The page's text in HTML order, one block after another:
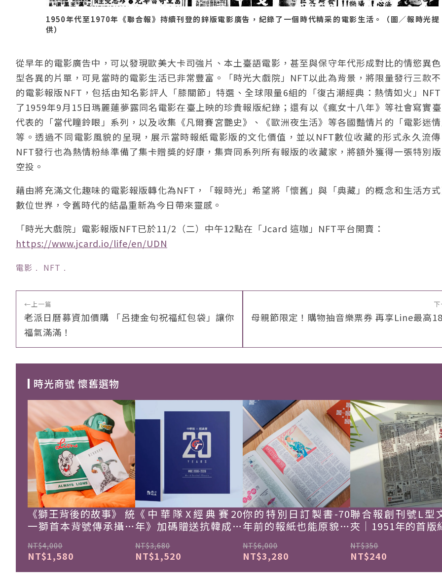
1950年代至1970年《聯合報》持續刊登的鋅版電影廣告，紀錄了一個時代精采的電影生活。（圖／報時光提
供）
從早年的電影廣告中，可以發現歐美大卡司強片、本土臺語電影，甚至與保守年代形成對比的情慾異
型各異的片單，可見當時的電影生活已非常豐富。「時光大戲院」NFT以此為背景，將限量發行三款
的電影報版NFT，包括由知名影評人「膝關節」特選、全球限量6組的「復古潮經典：熱情如火」
了1959年9月15日瑪麗蓮夢露同名電影在臺上映的珍貴報版紀錄；還有以《瘋女十八年》等社會寫實
代表的「當代瞳鈴眼」系列，以及收集《凡爾賽宮艷史》、《歐洲夜生活》等各國豔情片的「電影迷
等。透過不同電影風貌的呈現，展示當時報紙電影版的文化價值，並以NFT數位收藏的形式永久流
NFT發行也為熱情粉絲準備了集卡贈獎的好康，集齊同系列所有報版的收藏家，將額外獲得一張特別
空投。
藉由將充滿文化趣味的電影報版轉化為NFT，「報時光」希望將「懷舊」與「典藏」的概念和生活方
數位世界，令舊時代的結晶重新為今日帶來靈感。
「時光大戲院」電影報版NFT已於11/2（二）中午12點在「Jcard 這咖」NFT平台開賣：
https://www.jcard.io/life/en/UDN
電影 ﹒ NFT ﹒
←上一篇
老派日曆募資加價購 「呂捷金句祝福紅包袋」讓你
福氣滿滿！
母親節限定！購物抽音樂票券 再享Line最高
時光商號 懷舊選物
《獅王背後的故事》 統
一獅首本背號傳承攝影
NT$4,000
NT$1,580
《中華隊X經典賽20
年》加碼贈送抗韓成功
NT$3,680
NT$1,520
你的特別日訂製書-70
年前的報紙也能原貌重
NT$6,000
NT$3,280
聯合報創刊號L型
夾｜1951年的首版
NT$350
NT$240